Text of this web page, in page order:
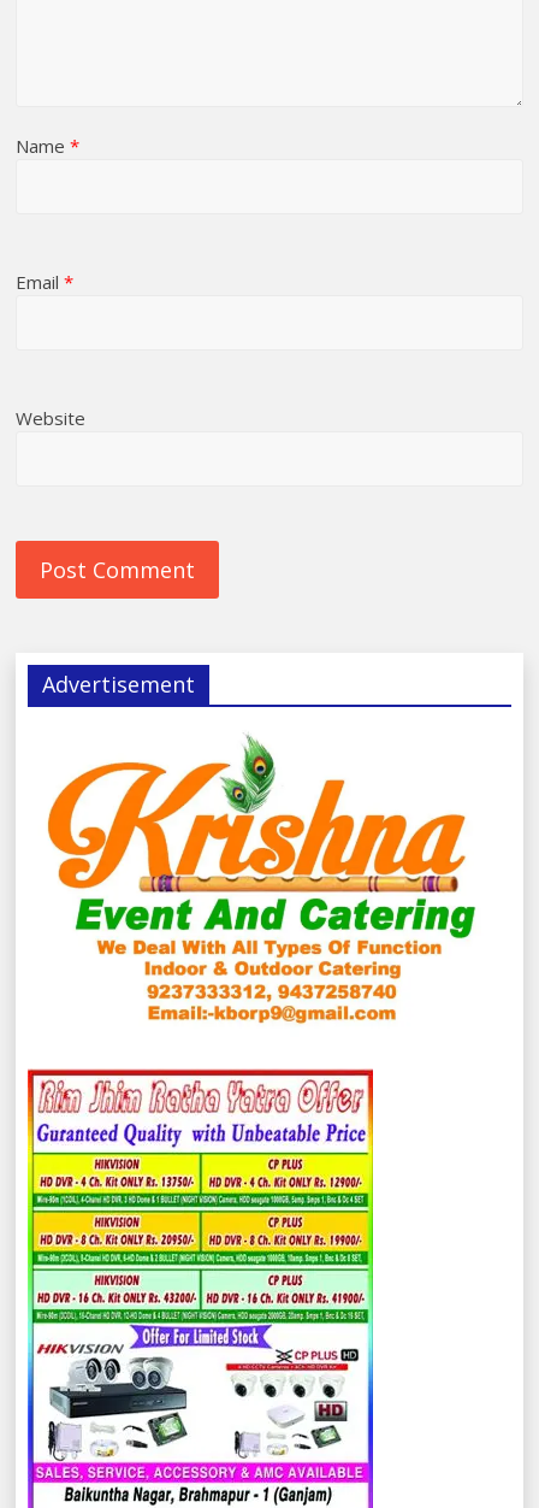
Name*
Email*
Website
Advertisement